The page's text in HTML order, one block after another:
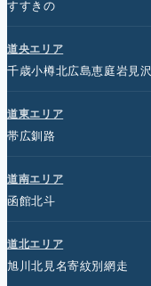
すすきの
道央エリア
千歳小樽北広島恵庭岩見沢
道東エリア
帯広釧路
道南エリア
函館北斗
道北エリア
旭川北見 名寄紋別網走